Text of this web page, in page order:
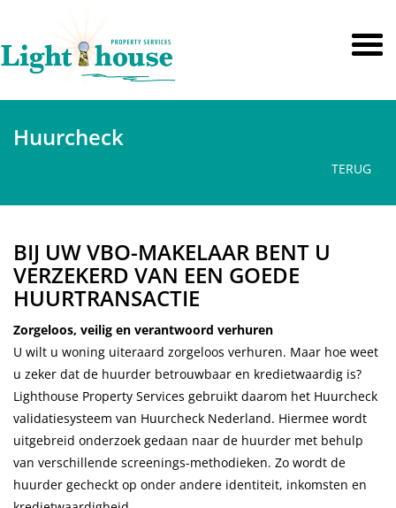
Huurcheck
TERUG
BIJ UW VBO-MAKELAAR BENT U
VERZEKERD VAN EEN GOEDE
HUURTRANSACTIE
Zorgeloos, veilig en verantwoord verhuren
U wilt u woning uiteraard zorgeloos verhuren. Maar hoe weet
u zeker dat de huurder betrouwbaar en kredietwaardig is?
Lighthouse Property Services gebruikt daarom het Huurcheck
validatiesysteem van Huurcheck Nederland. Hiermee wordt
uitgebreid onderzoek gedaan naar de huurder met behulp
van verschillende screenings-methodieken. Zo wordt de
huurder gecheckt op onder andere identiteit, inkomsten en